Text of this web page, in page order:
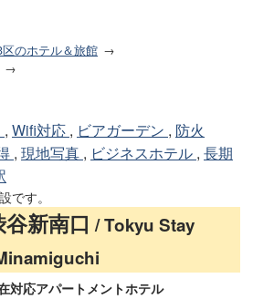
のホテル＆旅館
, Wifi対応 , ビアガーデン , 防火
, 現地写真 , ビジネスホテル , 長期
です。
新南口 / Tokyu Stay
対応アパートメントホテル